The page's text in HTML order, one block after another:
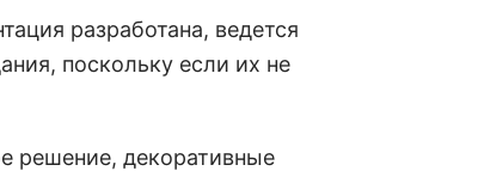
разработана, ведется
поскольку если их не
решение, декоративные